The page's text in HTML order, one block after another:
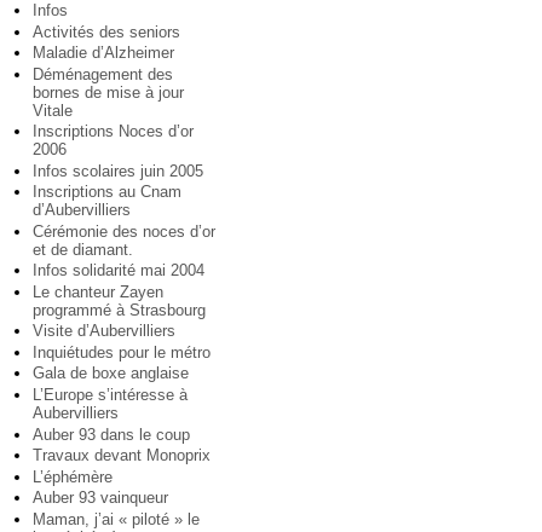
Infos
Activités des seniors
Maladie d’Alzheimer
Déménagement des
bornes de mise à jour
Vitale
Inscriptions Noces d’or
2006
Infos scolaires juin 2005
Inscriptions au Cnam
d’Aubervilliers
Cérémonie des noces d’or
et de diamant.
Infos solidarité mai 2004
Le chanteur Zayen
programmé à Strasbourg
Visite d’Aubervilliers
Inquiétudes pour le métro
Gala de boxe anglaise
L’Europe s’intéresse à
Aubervilliers
Auber 93 dans le coup
Travaux devant Monoprix
L’éphémère
Auber 93 vainqueur
Maman, j’ai « piloté » le